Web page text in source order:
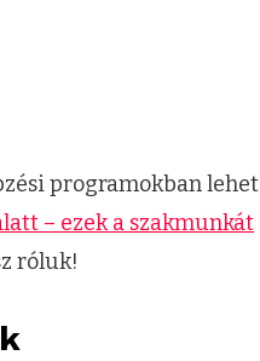
programokban lehet
– ezek a szakmunkát
róluk!